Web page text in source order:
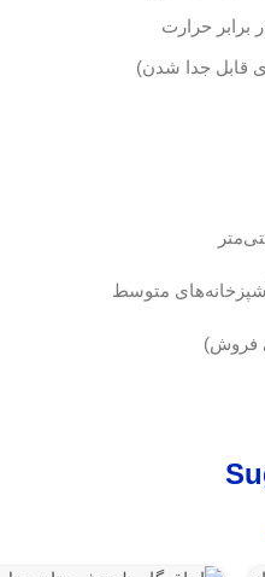
برابر حرارت
قابل جدا شدن)
متوسط
فروش)